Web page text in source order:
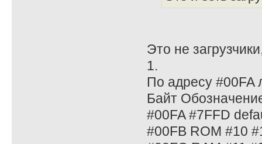
Это не
1.
По адресу #00FA
Байт
#00FA #7FFD
#00FB ROM #10